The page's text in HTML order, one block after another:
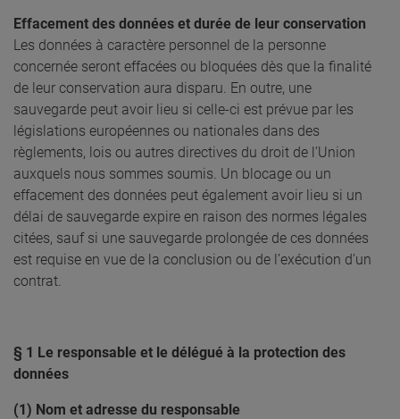
Effacement des données et durée de leur conservation
Les données à caractère personnel de la personne
concernée seront effacées ou bloquées dès que la finalité
de leur conservation aura disparu. En outre, une
sauvegarde peut avoir lieu si celle-ci est prévue par les
législations européennes ou nationales dans des
règlements, lois ou autres directives du droit de l’Union
auxquels nous sommes soumis. Un blocage ou un
effacement des données peut également avoir lieu si un
délai de sauvegarde expire en raison des normes légales
citées, sauf si une sauvegarde prolongée de ces données
est requise en vue de la conclusion ou de l’exécution d’un
contrat.
§ 1 Le responsable et le délégué à la protection des
données
(1) Nom et adresse du responsable